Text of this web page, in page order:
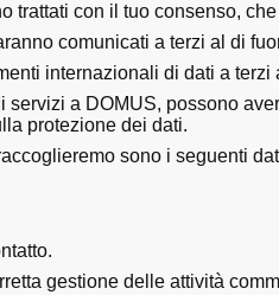
trattati con il tuo consenso,
comunicati a terzi al di
internazionali di dati a
servizi a DOMUS, possono
protezione dei dati.
sono i seguenti
gestione delle attività